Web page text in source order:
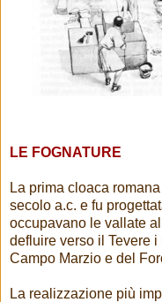
LE FOGNATURE
La prima cloaca
secolo a.c. e fu
occupavano le vallate
defluire verso il Tevere
Campo Marzio e del
La realizzazione più